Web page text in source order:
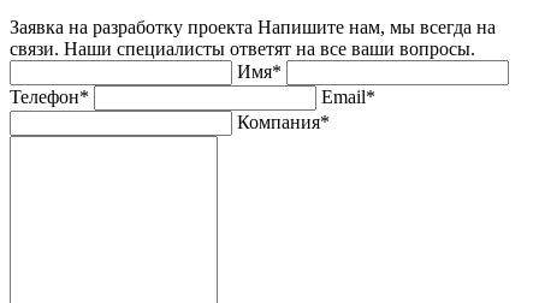
Заявка на разработку проекта Напишите нам, мы всегда на
связи. Наши специалисты ответят на все ваши вопросы.
Имя*
Телефон*
Email*
Компания*